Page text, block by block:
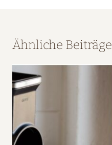
Ähnliche Beiträge